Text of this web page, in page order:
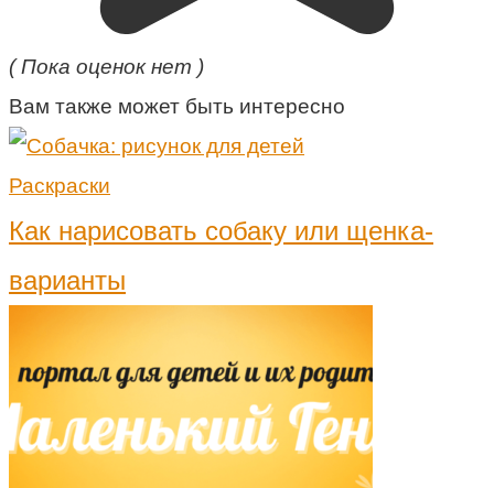
( Пока оценок нет )
Вам также может быть интересно
Раскраски
Как нарисовать собаку или щенка-
варианты